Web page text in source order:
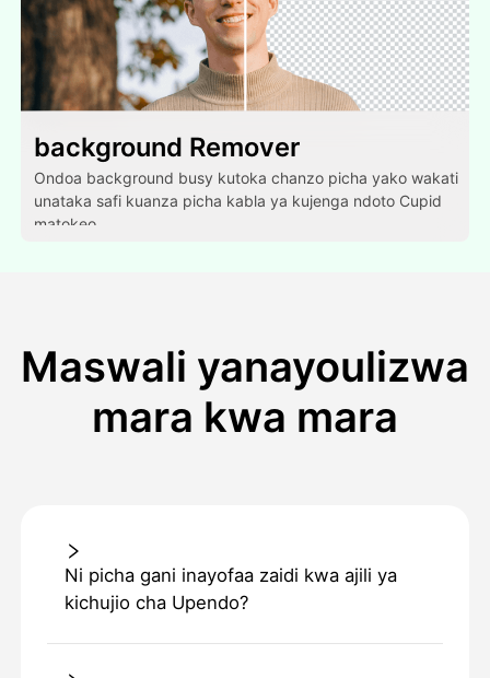
background Remover
Ondoa background busy kutoka chanzo picha yako wakati
unataka safi kuanza picha kabla ya kujenga ndoto Cupid
matokeo.
Maswali yanayoulizwa
mara kwa mara
Ni picha gani inayofaa zaidi kwa ajili ya
kichujio cha Upendo?